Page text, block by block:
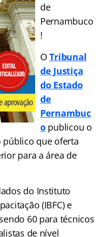
de
Pernambuco
!
OTribunal
de Justiça
do Estado
de
Pernambuc
opublicou o
público que oferta
para a área de
do Instituto
(IBFC) e
60 para técnicos
de nível